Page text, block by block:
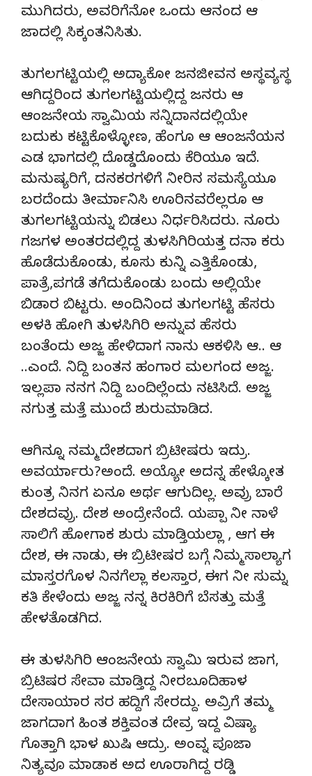
ಮುಗಿದರು, ಅವರಿಗೆನೋ ಒಂದು ಆನಂದ ಆ
ಜಾದಲ್ಲಿ ಸಿಕ್ಕಂತನಿಸಿತು.
ತುಗಲಗಟ್ಟಿಯಲ್ಲಿ ಅದ್ಯಾಕೋ ಜನಜೀವನ ಅಸ್ಥವ್ಯಸ್ಥ
ಆಗಿದ್ದರಿಂದ ತುಗಲಗಟ್ಟಿಯಲ್ಲಿದ್ದ ಜನರು ಆ
ಆಂಜನೇಯ ಸ್ವಾಮಿಯ ಸನ್ನಿದಾನದಲ್ಲಿಯೇ
ಬದುಕು ಕಟ್ಟಿಕೊಳ್ಳೋಣ, ಹೆಂಗೂ ಆ ಆಂಜನೆಯನ
ಎಡ ಭಾಗದಲ್ಲಿ ದೊಡ್ಡದೊಂದು ಕೆರಿಯೂ ಇದೆ.
ಮನುಷ್ಯರಿಗೆ, ದನಕರಗಳಿಗೆ ನೀರಿನ ಸಮಸ್ಯೆಯೂ
ಬರದೆಂದು ತೀರ್ಮಾನಿಸಿ ಊರಿನವರೆಲ್ಲರೂ ಆ
ತುಗಲಗಟ್ಟಿಯನ್ನು ಬಿಡಲು ನಿರ್ಧರಿಸಿದರು. ನೂರು
ಗಜಗಳ ಅಂತರದಲ್ಲಿದ್ದ ತುಳಸಿಗಿರಿಯತ್ತ ದನಾ ಕರು
ಹೊಡೆದುಕೊಂಡು, ಕೂಸು ಕುನ್ನಿ ಎತ್ತಿಕೊಂಡು,
ಪಾತ್ರೆ,ಪಗಡೆ ತಗೆದುಕೊಂಡು ಬಂದು ಅಲ್ಲಿಯೇ
ಬಿಡಾರ ಬಿಟ್ಟರು. ಅಂದಿನಿಂದ ತುಗಲಗಟ್ಟಿ ಹೆಸರು
ಅಳಕಿ ಹೋಗಿ ತುಳಸಿಗಿರಿ ಅನ್ನುವ ಹೆಸರು
ಬಂತೆಂದು ಅಜ್ಜ ಹೇಳಿದಾಗ ನಾನು ಆಕಳಿಸಿ ಆ.. ಆ
..ಎಂದೆ. ನಿದ್ದಿ ಬಂತನ ಹಂಗಾರ ಮಲಗಂದ ಅಜ್ಜ.
ಇಲ್ಲಪಾ ನನಗ ನಿದ್ದಿ ಬಂದಿಲ್ಲೆಂದು ನಟಿಸಿದೆ. ಅಜ್ಜ
ನಗುತ್ತ ಮತ್ತೆ ಮುಂದೆ ಶುರುಮಾಡಿದ.
ಆಗಿನ್ನೂ ನಮ್ಮ ದೇಶದಾಗ ಬ್ರಿಟೀಷರು ಇದ್ರು.
ಅವರ್ಯಾರು?ಅಂದೆ. ಅಯ್ಯೋ ಅದನ್ನ ಹೇಳ್ಕೋತ
ಕುಂತ್ರ ನಿನಗ ಏನೂ ಅರ್ಥ ಆಗುದಿಲ್ಲ. ಅವ್ರು ಬಾರೆ
ದೇಶದವ್ರು. ದೇಶ ಅಂದ್ರೇನೆಂದೆ. ಯಪ್ಪಾ ನೀ ನಾಳೆ
ಸಾಲಿಗೆ ಹೋಗಾಕ ಶುರು ಮಾಡ್ತಿಯಲ್ಲಾ , ಆಗ ಈ
ದೇಶ, ಈ ನಾಡು, ಈ ಬ್ರಿಟೀಷರ ಬಗ್ಗೆ ನಿಮ್ಮ ಸಾಲ್ಯಾಗ
ಮಾಸ್ತರಗೊಳ ನಿನಗೆಲ್ಲಾ ಕಲಸ್ತಾರ, ಈಗ ನೀ ಸುಮ್ನ
ಕತಿ ಕೇಳೆಂದು ಅಜ್ಜ ನನ್ನ ಕಿರಕಿರಿಗೆ ಬೆಸತ್ತು ಮತ್ತೆ
ಹೇಳತೊಡಗಿದ.
ಈ ತುಳಸಿಗಿರಿ ಆಂಜನೇಯ ಸ್ವಾಮಿ ಇರುವ ಜಾಗ,
ಬ್ರಿಟಿಷರ ಸೇವಾ ಮಾಡ್ತಿದ್ದ ನೀರಬೂದಿಹಾಳ
ದೇಸಾಯಾರ ಸರ ಹದ್ದಿಗೆ ಸೇರದ್ದು. ಅವ್ರಿಗೆ ತಮ್ಮ
ಜಾಗದಾಗ ಹಿಂತ ಶಕ್ತಿವಂತ ದೇವ್ರ ಇದ್ದ ವಿಷ್ಯಾ
ಗೊತ್ತಾಗಿ ಭಾಳ ಖುಷಿ ಆದ್ರು. ಅಂವ್ನ ಪೂಜಾ
ನಿತ್ಯವೂ ಮಾಡಾಕ ಅದ ಊರಾಗಿದ್ದ ರಡ್ಡಿ